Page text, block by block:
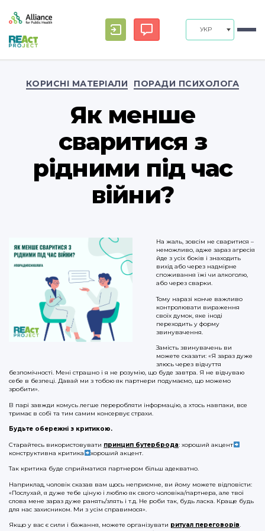
УКР
КОРИСНІ МАТЕРІАЛИ ПОРАДИ ПСИХОЛОГА
Як менше
сваритися з
рідними під час
війни?
На жаль, зовсім не сваритися –
неможливо, адже зараз агресія
йде з усіх боків і знаходить
вихід або через надмірне
споживання їжі чи алкоголю,
або через сварки.
Тому наразі конче важливо
контролювати вираження
своїх думок, яке іноді
переходить у форму
звинувачення.
Замість звинувачень ви
можете сказати: «Я зараз дуже
злюсь через відчуття
безпомічності. Мені страшно і я не розумію, що буде завтра. Я не відчуваю
себе в безпеці. Давай ми з тобою як партнери подумаємо, що можемо
зробити».
В парі завжди комусь легше переробляти інформацію, а хтось навпаки, все
тримає в собі та тим самим консервує страхи.
Будьте обережні з критикою.
Старайтесь використовувати принцип бутерброда: хороший акцент
конструктивна критика
хороший акцент.
Так критика буде сприйматися партнером більш адекватно.
Наприклад, чоловік сказав вам щось неприємне, ви йому можете відповісти:
«Послухай, я дуже тебе ціную і люблю як свого чоловіка/партнера, але твої
слова мене зараз дуже ранять/злять і т.д. Не роби так, будь ласка. Краще будь
для нас захисником. Ми з усім справимося».
Якщо у вас є сили і бажання, можете організувати ритуал переговорів.